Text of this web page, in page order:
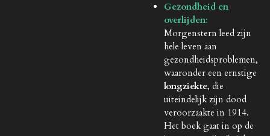
Gezondheid en
overlijden:
Morgenstern leed zijn
hele leven aan
gezondheidsproblemen,
waaronder een ernstige
longziekte, die
uiteindelijk zijn dood
veroorzaakte in 1914.
Het boek gaat in op de